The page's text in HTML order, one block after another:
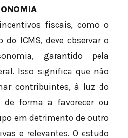
fiscais, como o
do ICMS, deve observar o
garantido pela
Isso significa que não
contribuintes, à luz do
de forma a favorecer ou
em detrimento de outro
e relevantes. O estudo